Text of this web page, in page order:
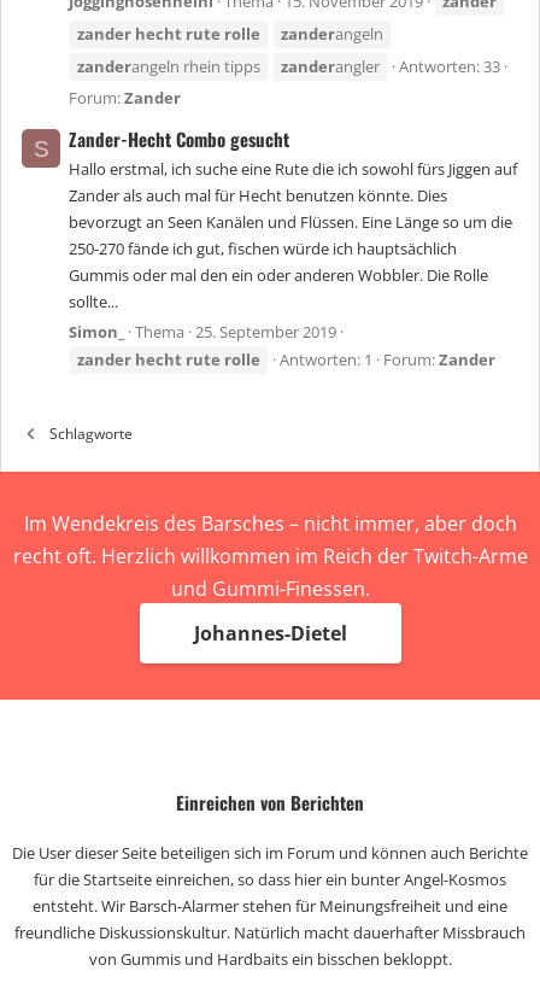
zander hecht rute rolle zanderangeln
zanderangeln rhein tipps zanderangler
Antworten: 33
Forum:Zander
S Zander-Hecht Combo gesucht
Hallo erstmal, ich suche eine Rute die ich sowohl fürs Jiggen auf
Zander als auch mal für Hecht benutzen könnte. Dies
bevorzugt an Seen Kanälen und Flüssen. Eine Länge so um die
250-270 fände ich gut, fischen würde ich hauptsächlich
Gummis oder mal den ein oder anderen Wobbler. Die Rolle
sollte...
Simon_
Thema 25. September 2019
zander hecht rute rolle Antworten: 1 Forum:Zander
Schlagworte
Im Wendekreis des Barsches – nicht immer, aber doch
recht oft. Herzlich willkommen im Reich der Twitch-Arme
und Gummi-Finessen.
Johannes-Dietel
Einreichen von Berichten
Die User dieser Seite beteiligen sich im Forum und können auch Berichte
für die Startseite einreichen, so dass hier ein bunter Angel-Kosmos
entsteht. Wir Barsch-Alarmer stehen für Meinungsfreiheit und eine
freundliche Diskussionskultur. Natürlich macht dauerhafter Missbrauch
von Gummis und Hardbaits ein bisschen bekloppt.